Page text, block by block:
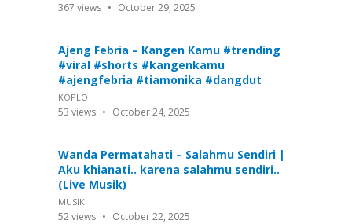
367 views October 29, 2025
Ajeng Febria – Kangen Kamu #trending
#viral #shorts #kangenkamu
#ajengfebria #tiamonika #dangdut
KOPLO
53 views October 24, 2025
Wanda Permatahati – Salahmu Sendiri |
Aku khianati.. karena salahmu sendiri..
(Live Musik)
MUSIK
52views October 22, 2025